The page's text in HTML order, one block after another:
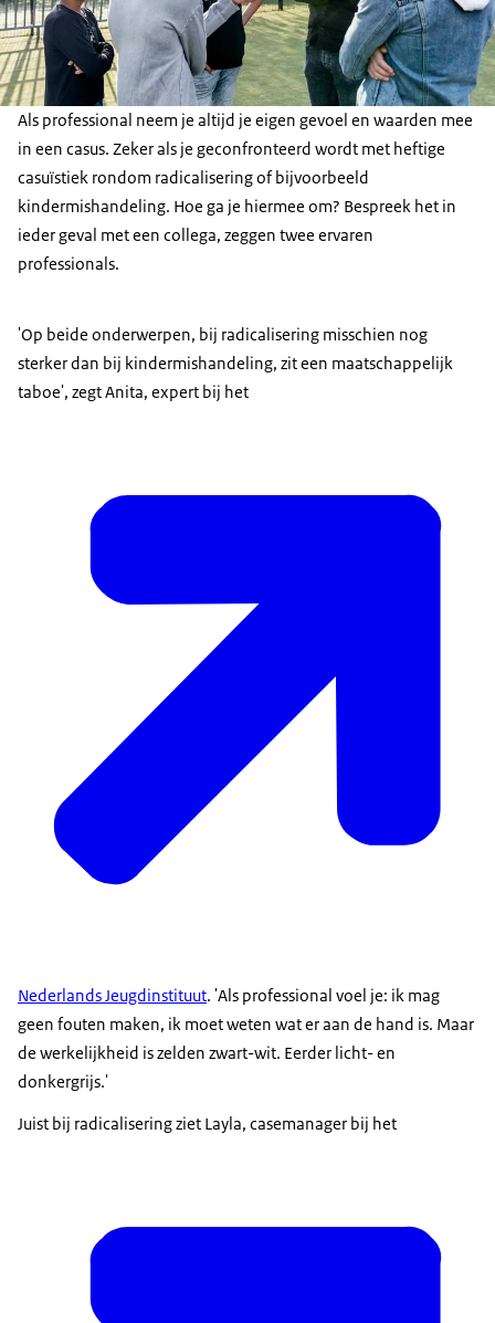
Als professional neem je altijd je eigen gevoel en waarden mee
in een casus. Zeker als je geconfronteerd wordt met heftige
casuïstiek rondom radicalisering of bijvoorbeeld
kindermishandeling. Hoe ga je hiermee om? Bespreek het in
ieder geval met een collega, zeggen twee ervaren
professionals.
'Op beide onderwerpen, bij radicalisering misschien nog
sterker dan bij kindermishandeling, zit een maatschappelijk
taboe', zegt Anita, expert bij het
Nederlands Jeugdinstituut. 'Als professional voel je: ik mag
geen fouten maken, ik moet weten wat er aan de hand is. Maar
de werkelijkheid is zelden zwart-wit. Eerder licht- en
donkergrijs.'
Juist bij radicalisering ziet Layla, casemanager bij het